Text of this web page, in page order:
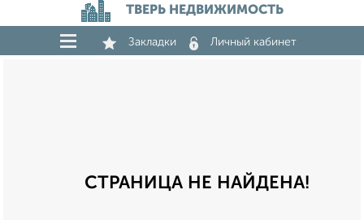
ТВЕРЬ НЕДВИЖИМОСТЬ
Закладки Личный кабинет
СТРАНИЦА НЕ НАЙДЕНА!